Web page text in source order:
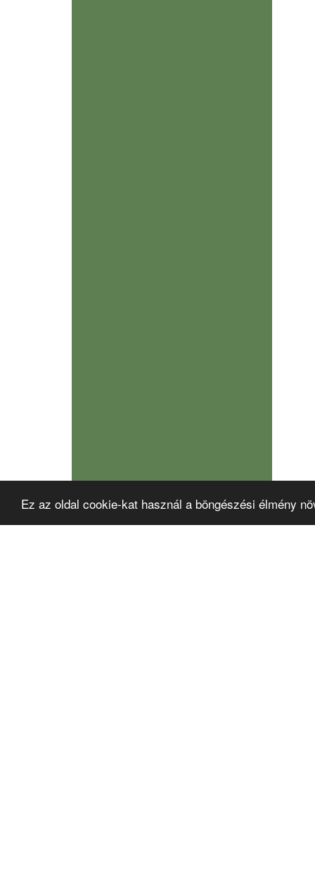
Ez az oldal cookie-kat használ a böngészési élmény